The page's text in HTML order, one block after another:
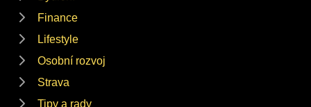
Finance
Lifestyle
Osobní rozvoj
Strava
Tipy a rady